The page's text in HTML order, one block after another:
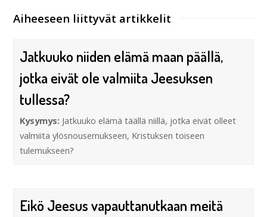
Aiheeseen liittyvät artikkelit
Jatkuuko niiden elämä maan päällä,
jotka eivät ole valmiita Jeesuksen
tullessa?
Kysymys: Jatkuuko elämä täällä niillä, jotka eivät olleet
valmiita ylösnousemukseen, Kristuksen toiseen
tulemukseen?
Eikö Jeesus vapauttanutkaan meitä